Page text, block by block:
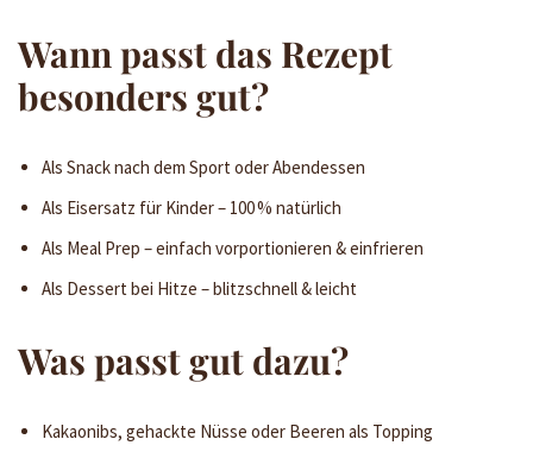
Wann passt das Rezept
besonders gut?
Als Snack nach dem Sport oder Abendessen
Als Eisersatz für Kinder – 100 % natürlich
Als Meal Prep – einfach vorportionieren & einfrieren
Als Dessert bei Hitze – blitzschnell & leicht
Was passt gut dazu?
Kakaonibs, gehackte Nüsse oder Beeren als Topping